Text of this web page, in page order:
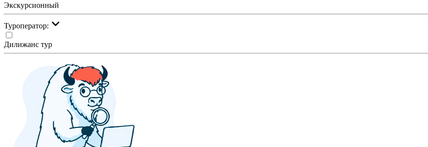
Экскурсионный
Туроператор:
Дилижанс тур